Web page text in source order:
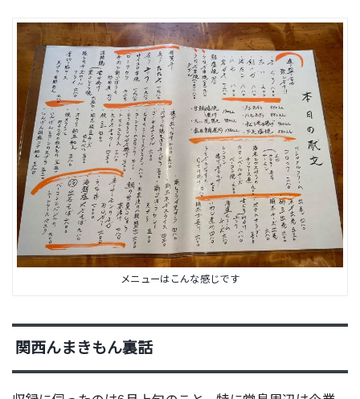
メニューはこんな感じです
関西んまきもん裏話